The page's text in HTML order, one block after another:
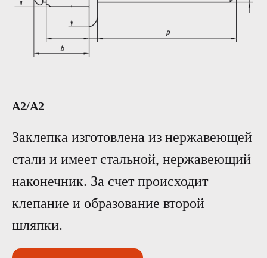
A2/A2
Заклепка изготовлена из нержавеющей
стали и имеет стальной, нержавеющий
наконечник. За счет происходит
клепание и образование второй
шляпки.